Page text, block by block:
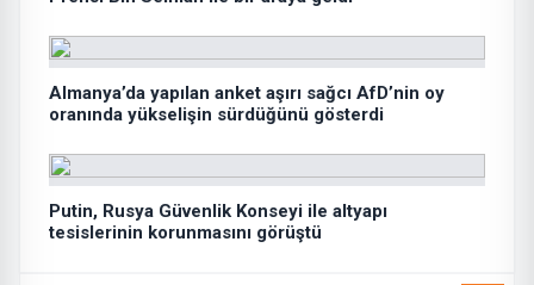
Almanya’da yapılan anket aşırı sağcı AfD’nin oy
oranında yükselişin sürdüğünü gösterdi
Putin, Rusya Güvenlik Konseyi ile altyapı
tesislerinin korunmasını görüştü